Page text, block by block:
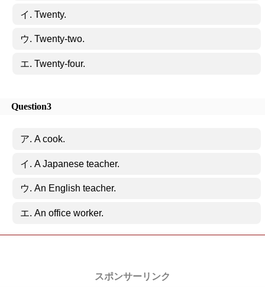
イ. Twenty.
ウ. Twenty-two.
エ. Twenty-four.
Question3
ア. A cook.
イ. A Japanese teacher.
ウ. An English teacher.
エ. An office worker.